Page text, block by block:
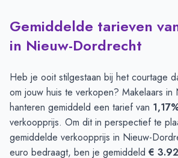
Gemiddelde tarieven
in Nieuw-Dordrecht
Heb je ooit stilgestaan bij het courtage
om jouw huis te verkopen? Makelaars
hanteren gemiddeld een tarief van
verkoopprijs. Om dit in perspectief te
gemiddelde verkoopprijs in Nieuw-
euro bedraagt, ben je gemiddeld €